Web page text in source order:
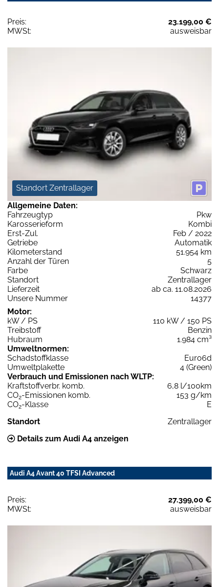
Preis:
23.199,00 €
MWSt:
ausweisbar
Standort Zentrallager
Allgemeine Daten:
Fahrzeugtyp
Pkw
Karosserieform
Kombi
Erst-Zul.
Feb / 2022
Getriebe
Automatik
Kilometerstand
51.954 km
Anzahl der Türen
5
Farbe
Schwarz
Standort
Zentrallager
Lieferzeit
ab ca. 11.08.2026
Unsere Nummer
14377
Motor:
kW / PS
110 kW / 150 PS
Treibstoff
Benzin
Hubraum
1.984 cm³
Umweltnormen:
Schadstoffklasse
Euro6d
Umweltplakette
4 (Green)
Verbrauch und Emissionen nach WLTP:
Kraftstoffverbr. komb.
6,8 l/100km
CO2-Emissionen komb.
153 g/km
CO2-Klasse
E
Standort
Zentrallager
Details zum Audi A4 anzeigen
Audi A4 Avant 40 TFSI Advanced
Preis:
27.399,00 €
MWSt:
ausweisbar